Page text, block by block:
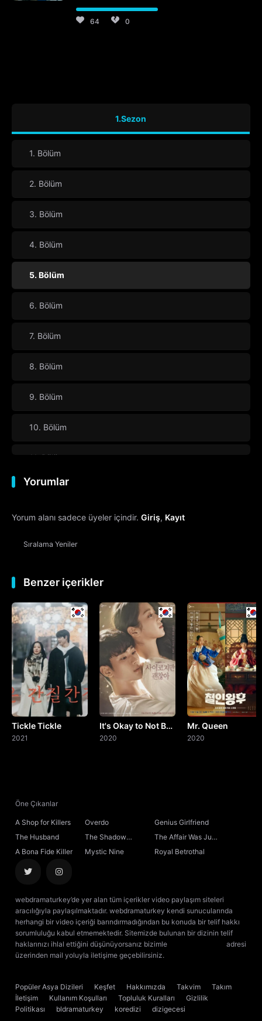
64 0
1.Sezon
1. Bölüm
2. Bölüm
3. Bölüm
4. Bölüm
5. Bölüm
6. Bölüm
7. Bölüm
8. Bölüm
9. Bölüm
10. Bölüm
11. Bölüm
12. Bölüm
Yorumlar
Yorum alanı sadece üyeler içindir. Giriş, Kayıt
Sıralama Yeniler
Benzer içerikler
Tickle Tickle
2021
It's Okay to Not Be
Okay
2020
Mr. Queen
2020
Öne Çıkanlar
A Shop for Killers Overdo
Genius Girlfriend
The Husband
The Shadow
Sovereign
The Affair Was Just
the Beginning
A Bona Fide Killer Mystic Nine Royal Betrothal
webdramaturkey’de yer alan tüm içerikler video paylaşım siteleri
aracılığıyla paylaşılmaktadır. webdramaturkey kendi sunucularında
herhangi bir video içeriği barındırmadığından bu konuda bir telif hakkı
sorumluluğu kabul etmemektedir. Sitemizde bulunan bir dizinin telif
haklarınızı ihlal ettiğini düşünüyorsanız bizimle
adresi
üzerinden mail yoluyla iletişime geçebilirsiniz.
Popüler Asya Dizileri Keşfet Hakkımızda Takvim
Takım
İletişim
Kullanım Koşulları Topluluk Kuralları
Gizlilik
Politikası
bldramaturkey koredizi
dizigecesi